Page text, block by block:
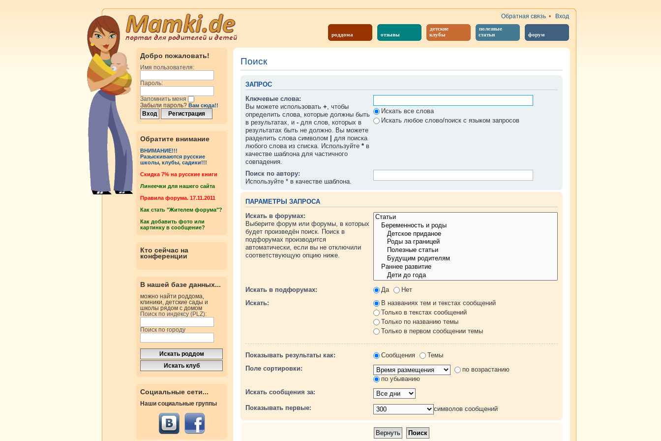
роддома отзывы
детские
клубы
полезные
статьи
форум
Обратная связь • Вход
Добро пожаловать!
Имя пользователя:
Пароль:
Запомнить меня
Забыли пароль? Вам сюда!!
Обратите внимание
ВНИМАНИЕ!!!
Разыскиваются русские
школы, клубы, садики!!!
Cкидка 7% на русские книги
Линеечки для нашего сайта
Правила форума. 17.11.2011
Как стать "Жителем форума"?
Как добавить фото или
картинку в сообщение?
Кто сейчас на
конференции
В нашей базе данных...
можно найти роддома,
клиники, детские сады и
школы рядом с домом
Поиск по индексу (PLZ):
Поиск по городу
Социальные сети...
Наши социальные группы
Поиск
ЗАПРОС
Ключевые слова:
Вы можете использовать +, чтобы
определить слова, которые должны быть
в результатах, и - для слов, которых в
результатах быть не должно. Вы можете
разделить слова символом
для поиска
любого слова из списка. Используйте * в
качестве шаблона для частичного
совпадения.
Искать все слова
Искать любое слово/поиск с языком запросов
Поиск по автору:
Используйте * в качестве шаблона.
ПАРАМЕТРЫ ЗАПРОСА
Искать в форумах:
Выберите форум или форумы, в которых
будет произведён поиск. Поиск в
подфорумах производится
автоматически, если вы не отключили
соответствующую опцию ниже.
Искать в подфорумах: Да
Нет
Искать:
В названиях тем и текстах сообщений
Только в текстах сообщений
Только по названию темы
Только в первом сообщении темы
Показывать результаты как: Сообщения
Темы
Поле сортировки:
по возрастанию
по убыванию
Искать сообщения за:
Показывать первые: символов сообщений